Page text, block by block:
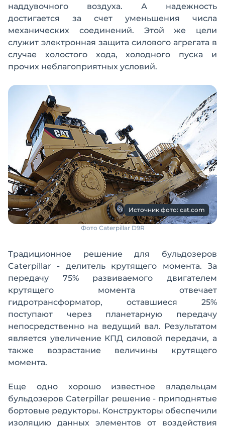
наддувочного воздуха. А надежность
достигается за счет уменьшения числа
механических соединений. Этой же цели
служит электронная защита силового агрегата в
случае холостого хода, холодного пуска и
прочих неблагоприятных условий.
Источник фото: cat.com
Фото Caterpillar D9R
Традиционное решение для бульдозеров
Caterpillar - делитель крутящего момента. За
передачу 75% развиваемого двигателем
крутящего момента отвечает
гидротрансформатор, оставшиеся 25%
поступают через планетарную передачу
непосредственно на ведущий вал. Результатом
является увеличение КПД силовой передачи, а
также возрастание величины крутящего
момента.
Еще одно хорошо известное владельцам
бульдозеров Caterpillar решение - приподнятые
бортовые редукторы. Конструкторы обеспечили
изоляцию данных элементов от воздействия